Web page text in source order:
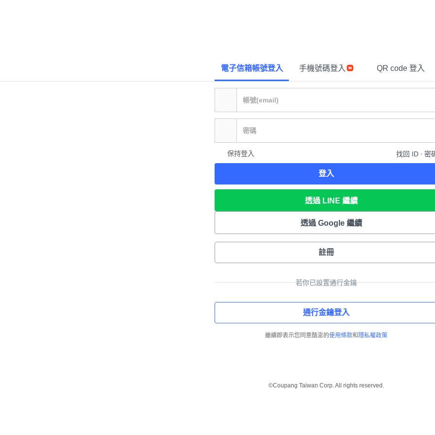
電子信箱帳號登入 手機號碼登入 QR code 登入
保持登入 找回 ID ∙ 密
登入
透過 LINE 繼續
透過 Google 繼續
註冊
若你已設置通行金鑰
通行金鑰登入
繼續即表示您同意酷澎的使用條款和 隱私權政策
©Coupang Taiwan Corp. All rights reserved.